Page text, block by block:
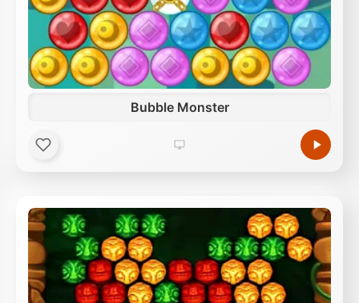
Bubble Monster